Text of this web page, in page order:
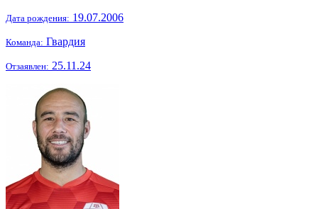
Дата рождения: 19.07.2006
Команда: Гвардия
Отзаявлен: 25.11.24